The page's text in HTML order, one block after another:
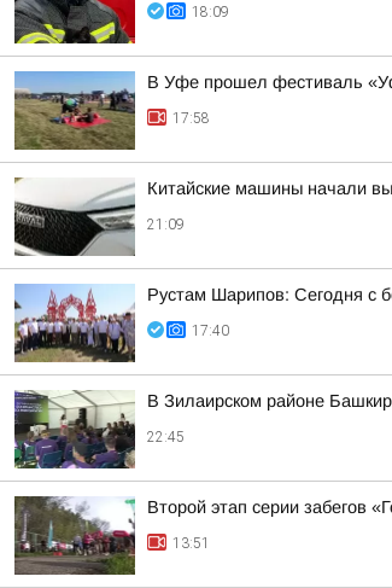
18:09
В Уфе прошел фестиваль
17:58
Китайские машины начали
21:09
Рустам Шарипов: Сегодня с
17:40
В Зилаирском районе
22:45
Второй этап серии забегов
13:51